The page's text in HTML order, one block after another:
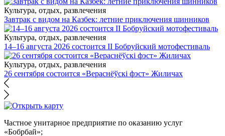
Культура, отдых, развлечения
Завтрак с видом на Казбек: летние приключения шинников
Культура, отдых, развлечения
14–16 августа 2026 состоится II Бобруйский мотофестиваль
Культура, отдых, развлечения
26 сентября состоится «Вераснёўскі фэст» Жиличах
Частное унитарное предприятие по оказанию услуг
«Бобрбай»;